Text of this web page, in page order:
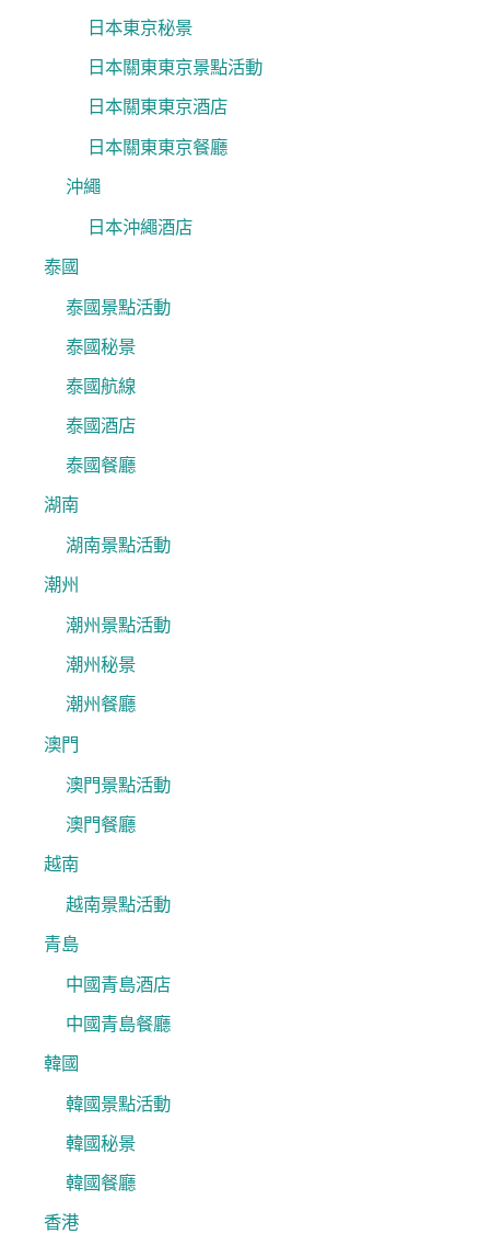
日本東京秘景
日本關東東京景點活動
日本關東東京酒店
日本關東東京餐廳
沖繩
日本沖繩酒店
泰國
泰國景點活動
泰國秘景
泰國航線
泰國酒店
泰國餐廳
湖南
湖南景點活動
潮州
潮州景點活動
潮州秘景
潮州餐廳
澳門
澳門景點活動
澳門餐廳
越南
越南景點活動
青島
中國青島酒店
中國青島餐廳
韓國
韓國景點活動
韓國秘景
韓國餐廳
香港